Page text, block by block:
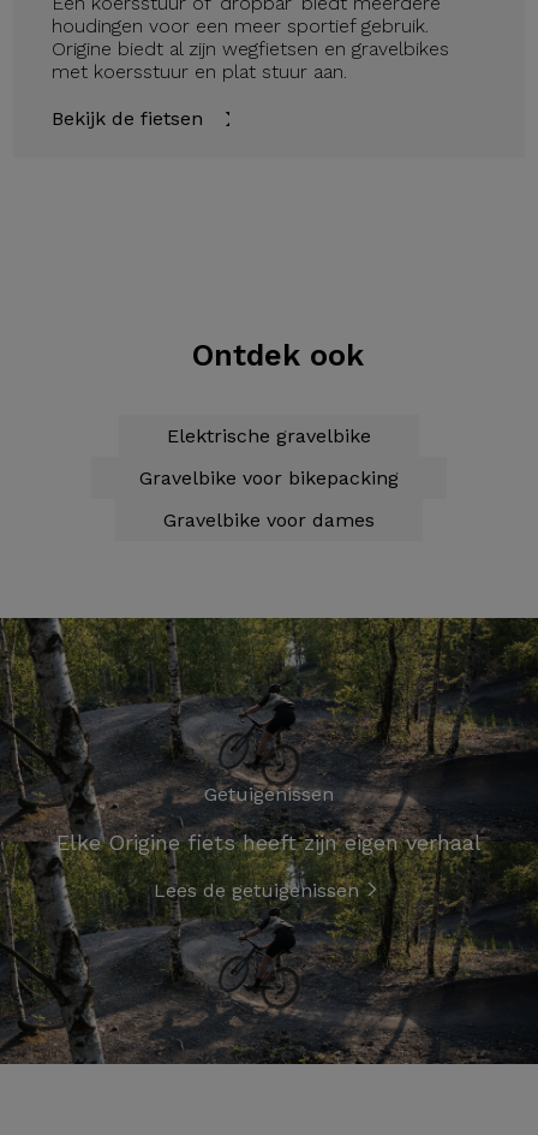
houdingen voor een meer sportief gebruik.
Origine biedt al zijn wegfietsen en gravelbikes
met koersstuur en plat stuur aan.
Bekijk de fietsen
Ontdek ook
Elektrische gravelbike
Gravelbike voor bikepacking
Gravelbike voor dames
Getuigenissen
Elke Origine fiets heeft zijn eigen verhaal
Lees de getuigenissen